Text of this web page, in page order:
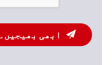
ابھی بھیجیں۔